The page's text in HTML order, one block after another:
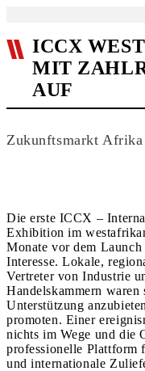
ICCX
MIT
AUF
Zukunftsmarkt Afrika
Die erste ICCX –
Exhibition im
Monate vor dem
Interesse. Lokale,
Vertreter von Industrie
Handelskammern
Unterstützung
promoten. Einer
nichts im Wege und die
professionelle Plattform
und internationale